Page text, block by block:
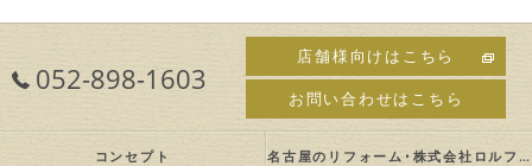
052-898-1603
店舗様向けはこちら
お問い合わせはこちら
コンセプト 名古屋のリフォーム･株式会社ロルフの口コミ情報